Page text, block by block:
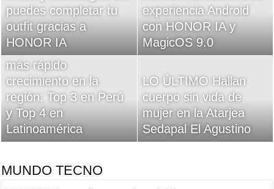
puedes completar tu
outfit gracias a
HONOR IA
experiencia Android
con HONOR IA y
MagicOS 9.0
HONOR, marca de
más rápido
crecimiento en la
región: Top 3 en Perú
y Top 4 en
Latinoamérica
LO ÚLTIMO Hallan
cuerpo sin vida de
mujer en la Atarjea
Sedapal El Agustino
en deplorables
condiciones en San
Juan de Lurigancho
municipios distritales
remolcar vehículos por
mal estacionamiento
Recursos humanos:
cinco beneficios del
entretenimiento para
atraer y retener talento
presente en laCumbre
Mundial Sostenibilidad
(ISLMS 2025) en
Hungría
MUNDO TECNO